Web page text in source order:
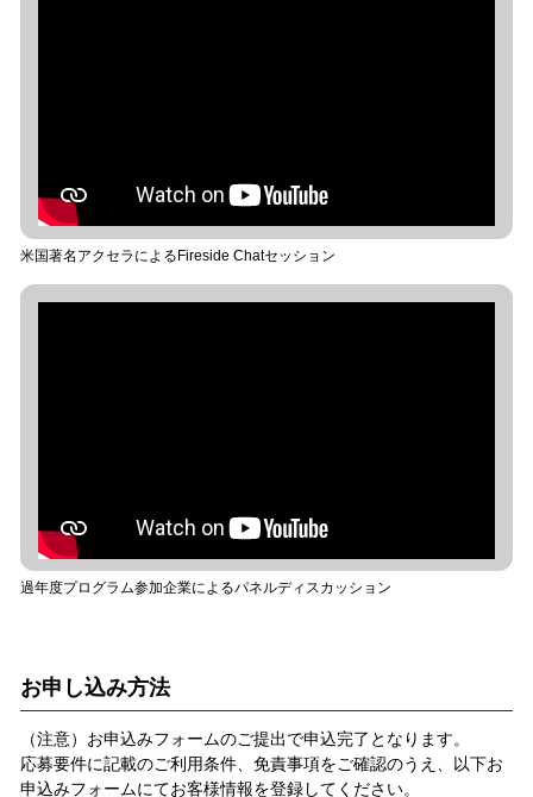
米国著名アクセラによるFireside Chatセッション
過年度プログラム参加企業によるパネルディスカッション
お申し込み方法
（注意）お申込みフォームのご提出で申込完了となります。
応募要件に記載のご利用条件、免責事項をご確認のうえ、以下お
申込みフォームにてお客様情報を登録してください。